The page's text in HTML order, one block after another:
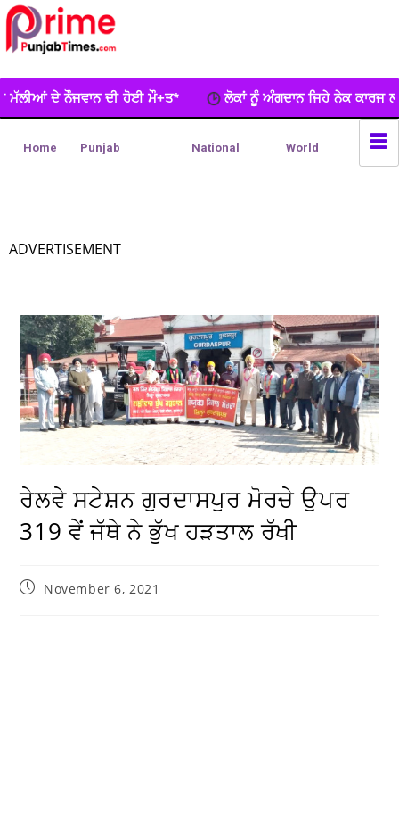
ਮੌ+ਤ* ਲੋਕਾਂ ਨੂੂੰ ਅੰਗਦਾਨ ਜਿਹੇ ਨੇਕ ਕਾਰਜ ਲਈ ਵਧ-ਚੜ੍ਹਕੇ ਅੱਗੇ
Home Punjab National World
ADVERTISEMENT
ਰੇਲਵੇ ਸਟੇਸ਼ਨ ਗੁਰਦਾਸਪੁਰ ਮੋਰਚੇ ਉਪਰ
319 ਵੇਂ ਜੱਥੇ ਨੇ ਭੁੱਖ ਹੜਤਾਲ ਰੱਖੀ
November 6, 2021